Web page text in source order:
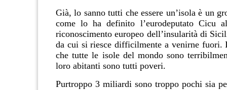
Già, lo sanno tutti che essere un’isola è un
come lo ha definito l’eurodeputato Cicu
riconoscimento europeo dell’insularità di
da cui si riesce difficilmente a venirne fuori.
che tutte le isole del mondo sono
loro abitanti sono tutti poveri.
Purtroppo 3 miliardi sono troppo pochi sia